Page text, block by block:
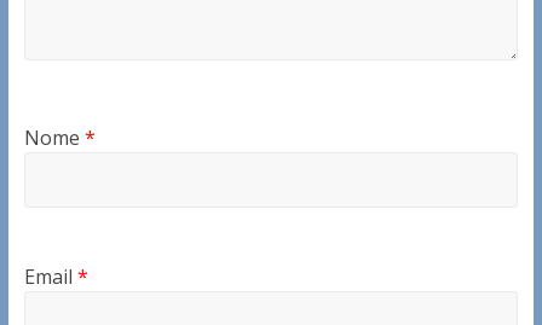
Nome *
Email *